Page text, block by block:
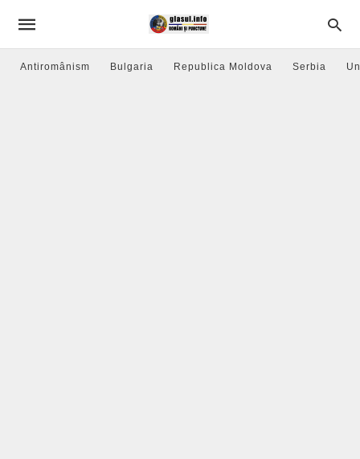
Antiromânism Bulgaria Republica Moldova Serbia